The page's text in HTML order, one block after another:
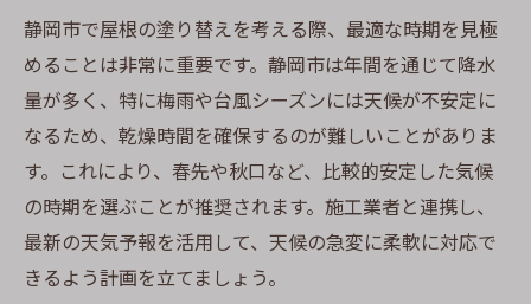
静岡市で屋根の塗り替えを考える際、最適な時期を見極
めることは非常に重要です。静岡市は年間を通じて降水
量が多く、特に梅雨や台風シーズンには天候が不安定に
なるため、乾燥時間を確保するのが難しいことがありま
す。これにより、春先や秋口など、比較的安定した気候
の時期を選ぶことが推奨されます。施工業者と連携し、
最新の天気予報を活用して、天候の急変に柔軟に対応で
きるよう計画を立てましょう。